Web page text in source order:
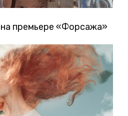
премьере «Форсажа»